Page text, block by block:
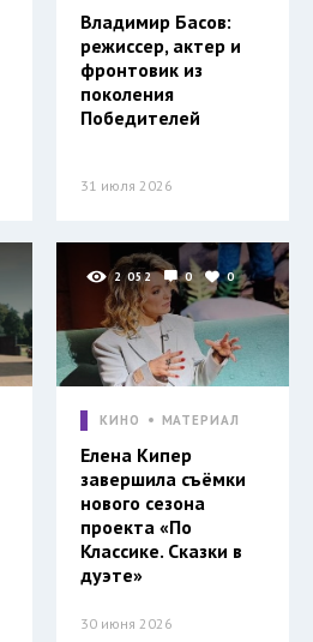
Владимир Басов:
режиссер, актер и
фронтовик из
поколения
Победителей
31 июля 2026
2 052 0 0
КИНО МАТЕРИАЛ
Елена Кипер
завершила съёмки
нового сезона
проекта «По
Классике. Сказки в
дуэте»
30 июня 2026